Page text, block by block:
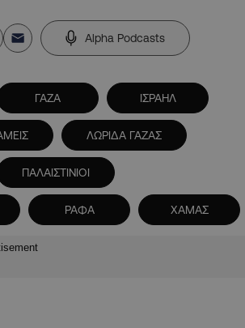
Alpha Podcasts
ΓΑΖΑ ΙΣΡΑΗΛ
ΛΩΡΙΔΑ ΓΑΖΑΣ
ΠΑΛΑΙΣΤΙΝΙΟΙ
ΡΑΦΑ ΧΑΜΑΣ